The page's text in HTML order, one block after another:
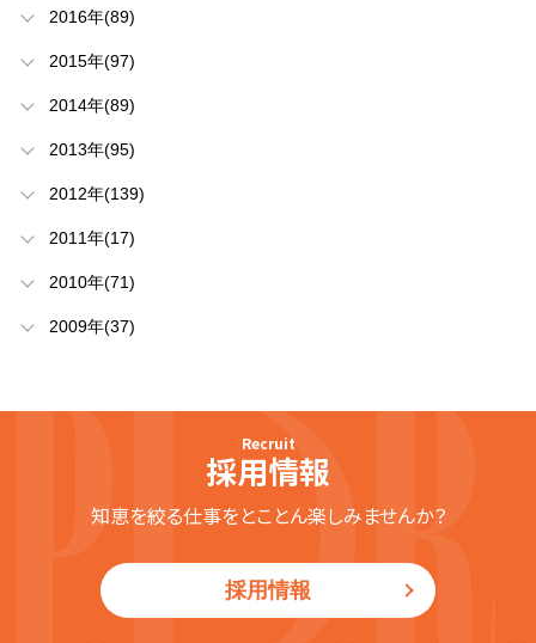
2016年(89)
2015年(97)
2014年(89)
2013年(95)
2012年(139)
2011年(17)
2010年(71)
2009年(37)
Recruit
採用情報
知恵を絞る仕事をとことん楽しみませんか？
採用情報